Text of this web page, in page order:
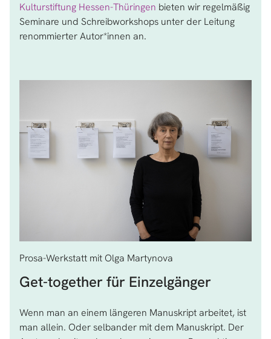
Kulturstiftung Hessen-Thüringen bieten wir regelmäßig
Seminare und Schreibworkshops unter der Leitung
renommierter Autor*innen an.
Prosa-Werkstatt mit Olga Martynova
Get-together für Einzelgänger
Wenn man an einem längeren Manuskript arbeitet, ist
man allein. Oder selbander mit dem Manuskript. Der